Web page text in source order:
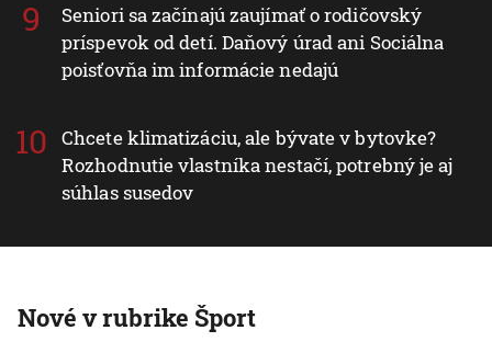
Seniori sa začínajú zaujímať o rodičovský
príspevok od detí. Daňový úrad ani Sociálna
poisťovňa im informácie nedajú
Chcete klimatizáciu, ale bývate v bytovke?
Rozhodnutie vlastníka nestačí, potrebný je aj
súhlas susedov
Nové v rubrike Šport